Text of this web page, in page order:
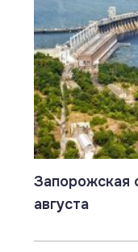
Запорожская
августа